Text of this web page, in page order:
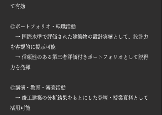
て有効
◎ポートフォリオ・転職活動
→ 国際水準で評価された建築物の設計実績として、設計力
を客観的に提示可能
→ 信頼性のある第三者評価付きポートフォリオとして説得
力を発揮
◎講演・教育・審査活動
→ 竣工建築の分析結果をもとにした登壇・授業資料として
活用可能